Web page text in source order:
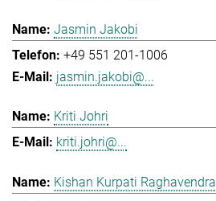
Jasmin Jakobi
+49 551 201-1006
jasmin.jakobi@...
Kriti Johri
kriti.johri@...
Kishan Kurpati Raghavendra